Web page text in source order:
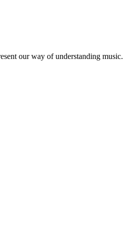
our way of understanding music.